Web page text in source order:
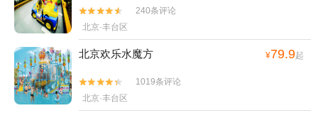


240条评论
北京·丰台区
北京欢乐水魔方 ¥79.9起


1019条评论
北京·丰台区